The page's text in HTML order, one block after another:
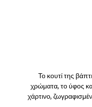
Το κουτί της
χρώματα, το ύφος
χάρτινο,